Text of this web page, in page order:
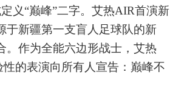
义“巅峰”二字。艾热AIR首演新
于新疆第一支盲人足球队的新
。作为全能六边形战士，艾热
的表演向所有人宣告：巅峰不